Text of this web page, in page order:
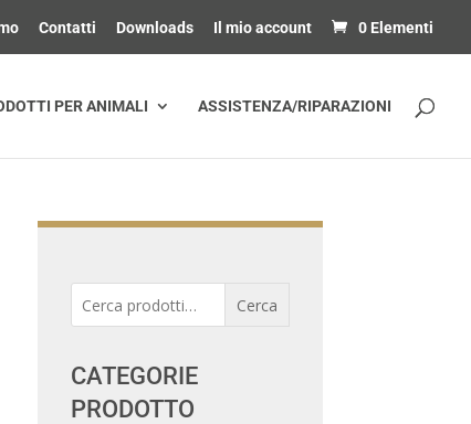
Contatti Downloads Il mio account 0 Elementi
PER ANIMALI ASSISTENZA/RIPARAZIONI
Cerca
CATEGORIE
PRODOTTO